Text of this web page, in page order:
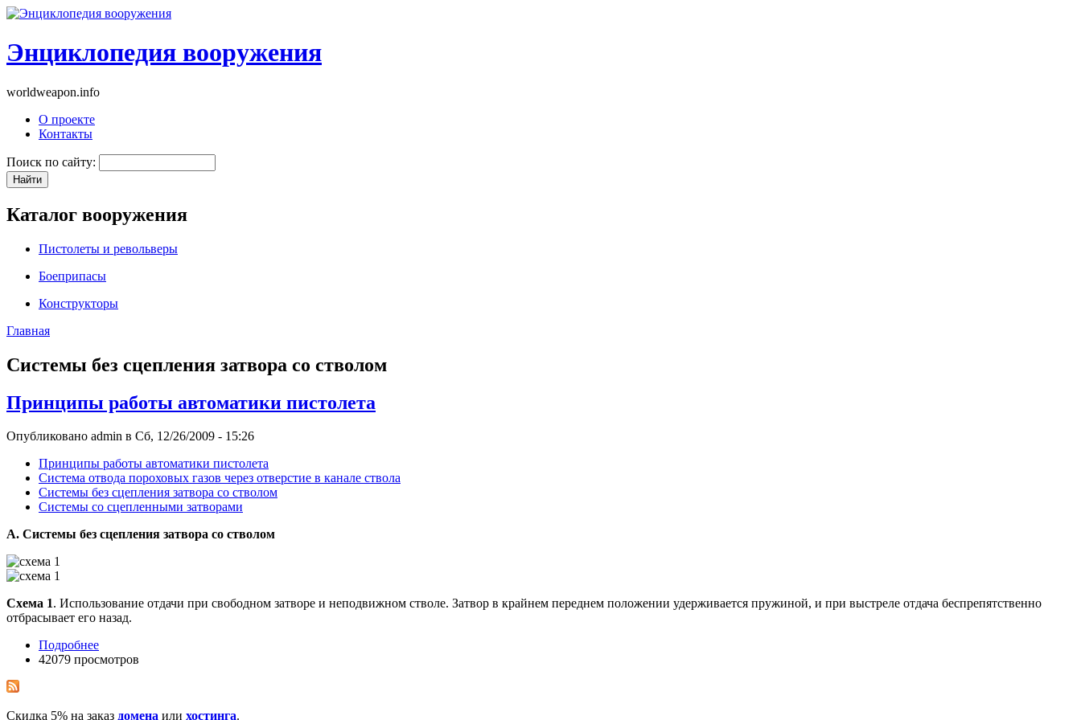
Энциклопедия вооружения
worldweapon.info
О проекте
Контакты
Поиск по сайту:
Каталог вооружения
Пистолеты и револьверы
Боеприпасы
Конструкторы
Главная
Системы без сцепления затвора со стволом
Принципы работы автоматики пистолета
Опубликовано admin в Сб, 12/26/2009 - 15:26
Принципы работы автоматики пистолета
Система отвода пороховых газов через отверстие в канале ствола
Системы без сцепления затвора со стволом
Системы со сцепленными затворами
А. Системы без сцепления затвора со стволом
Схема 1. Использование отдачи при свободном затворе и неподвижном стволе. Затвор в крайнем переднем положении удерживается пружиной, и при выстреле отдача беспрепятственно
отбрасывает его назад.
Подробнее
42079 просмотров
Скидка 5% на заказ домена или хостинга.